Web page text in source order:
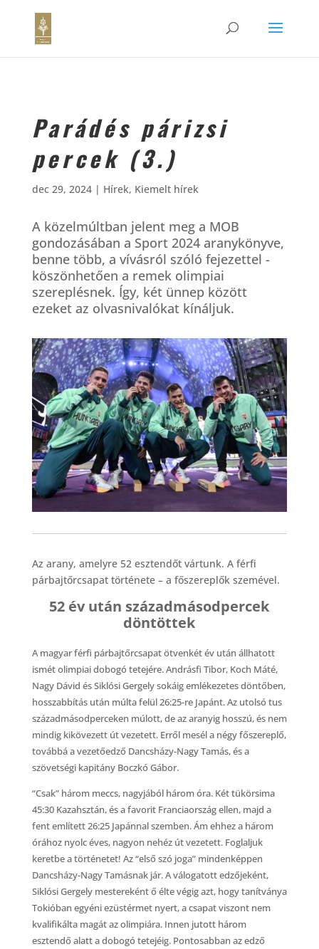
Parádés párizsi
percek (3.)
dec 29, 2024| Hírek, Kiemelt hírek
A közelmúltban jelent meg a MOB
gondozásában a Sport 2024 aranykönyve,
benne több, a vívásról szóló fejezettel -
köszönhetően a remek olimpiai
szereplésnek. Így, két ünnep között
ezeket az olvasnivalókat kínáljuk.
Az arany, amelyre 52 esztendőt vártunk. A férfi
párbajtőrcsapat története – a főszereplők szemével.
52 év után századmásodpercek
döntöttek
A magyar férfi párbajtőrcsapat ötvenkét év után állhatott
ismét olimpiai dobogó tetejére. Andrásfi Tibor, Koch Máté,
Nagy Dávid és Siklósi Gergely sokáig emlékezetes döntőben,
hosszabbítás után múlta felül 26:25-re Japánt. Az utolsó tus
századmásodperceken múlott, de az aranyig hosszú, és nem
mindig kikövezett út vezetett. Erről mesél a négy főszereplő,
továbbá a vezetőedző Dancsházy-Nagy Tamás, és a
szövetségi kapitány Boczkó Gábor.
“Csak” három meccs, nagyjából három óra. Két tükörsima
45:30 Kazahsztán, és a favorit Franciaország ellen, majd a
fent említett 26:25 Japánnal szemben. Ám ehhez a három
órához nyolc éves, nagyon nehéz út vezetett. Foglaljuk
keretbe a történetet! Az “első szó joga” mindenképpen
Dancsházy-Nagy Tamásnak jár. A válogatott edzőjeként,
Siklósi Gergely mestereként ő élte végig azt, hogy tanítványa
Tokióban egyéni ezüstérmet nyert, a csapat viszont nem
kvalifikálta magát az olimpiára. Innen jutott három
esztendő alatt a dobogó tetejéig. Pontosabban az edző